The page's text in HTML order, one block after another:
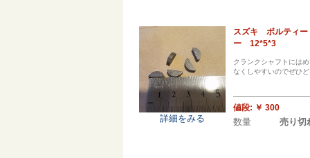
詳細をみる
スズキ ボルティ
ー 12*5*3
クランクシャフトには
なくしやすいのでぜひ
値段: ￥ 300
数量 売り切